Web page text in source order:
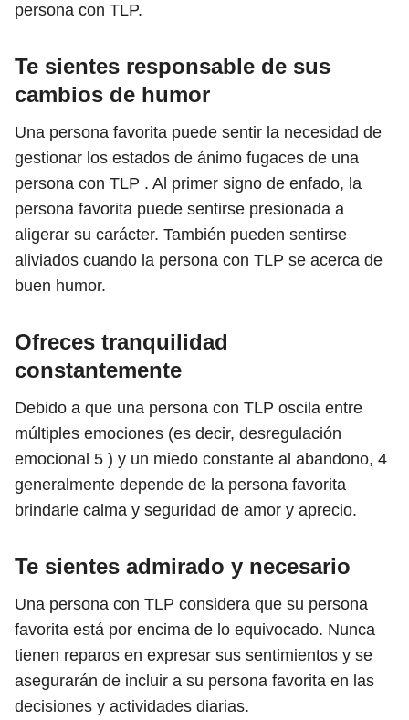
persona con TLP.
Te sientes responsable de sus
cambios de humor
Una persona favorita puede sentir la necesidad de
gestionar los estados de ánimo fugaces de una
persona con TLP . Al primer signo de enfado, la
persona favorita puede sentirse presionada a
aligerar su carácter. También pueden sentirse
aliviados cuando la persona con TLP se acerca de
buen humor.
Ofreces tranquilidad
constantemente
Debido a que una persona con TLP oscila entre
múltiples emociones (es decir, desregulación
emocional 5 ) y un miedo constante al abandono, 4
generalmente depende de la persona favorita
brindarle calma y seguridad de amor y aprecio.
Te sientes admirado y necesario
Una persona con TLP considera que su persona
favorita está por encima de lo equivocado. Nunca
tienen reparos en expresar sus sentimientos y se
asegurarán de incluir a su persona favorita en las
decisiones y actividades diarias.